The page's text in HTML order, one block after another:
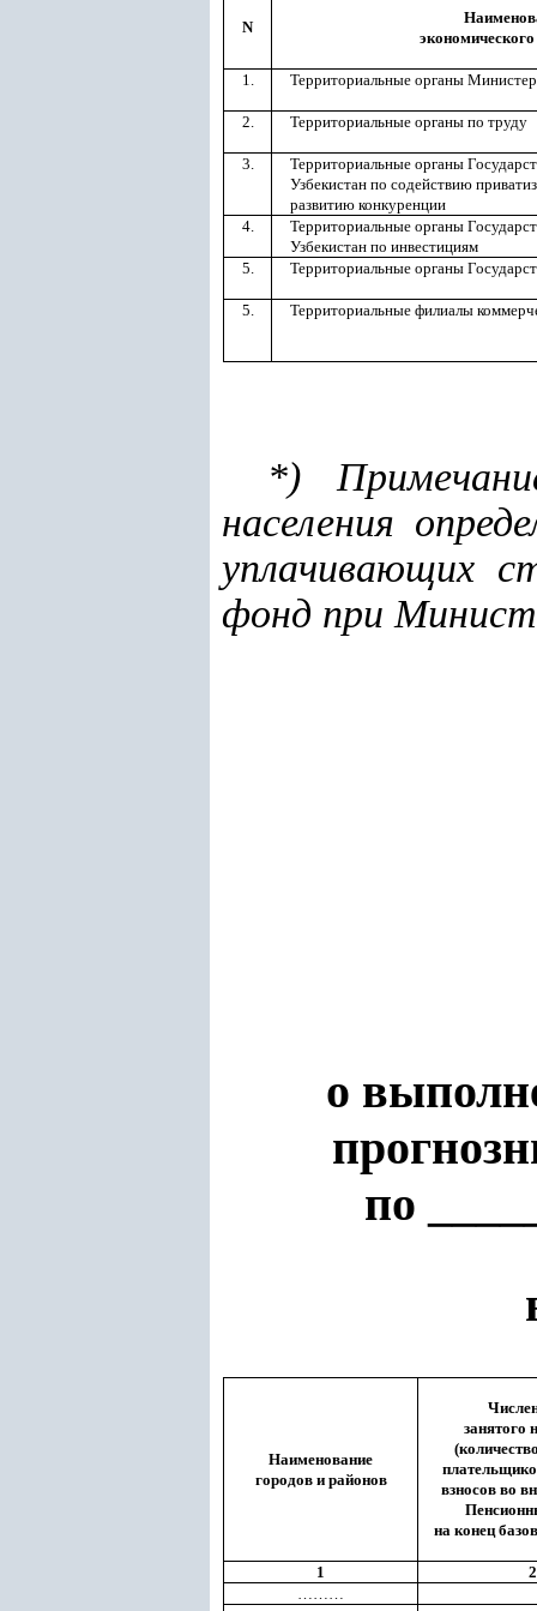
N
1. Территориальные органы
2. Территориальные органы по труду
3.
Территориальные органы
Узбекистан по содействию
развитию конкуренции
4.
Территориальные органы
Узбекистан по инвестициям
5.
Территориальные органы
5. Территориальные филиалы
*)
населения
уплачивающих
фонд при
о
по
Наименование
городов и районов
занятого
взносов во
на конец
1
2
………